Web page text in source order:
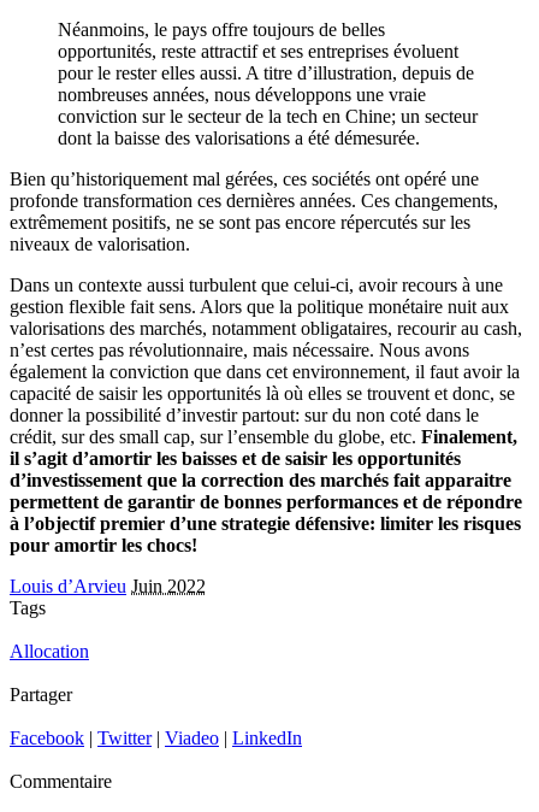
Néanmoins, le pays offre toujours de belles
opportunités, reste attractif et ses entreprises évoluent
pour le rester elles aussi. A titre d’illustration, depuis de
nombreuses années, nous développons une vraie
conviction sur le secteur de la tech en Chine; un secteur
dont la baisse des valorisations a été démesurée.
Bien qu’historiquement mal gérées, ces sociétés ont opéré une
profonde transformation ces dernières années. Ces changements,
extrêmement positifs, ne se sont pas encore répercutés sur les
niveaux de valorisation.
Dans un contexte aussi turbulent que celui-ci, avoir recours à une
gestion flexible fait sens. Alors que la politique monétaire nuit aux
valorisations des marchés, notamment obligataires, recourir au cash,
n’est certes pas révolutionnaire, mais nécessaire. Nous avons
également la conviction que dans cet environnement, il faut avoir la
capacité de saisir les opportunités là où elles se trouvent et donc, se
donner la possibilité d’investir partout: sur du non coté dans le
crédit, sur des small cap, sur l’ensemble du globe, etc. Finalement,
il s’agit d’amortir les baisses et de saisir les opportunités
d’investissement que la correction des marchés fait apparaitre
permettent de garantir de bonnes performances et de répondre
à l’objectif premier d’une strategie défensive: limiter les risques
pour amortir les chocs!
Louis d’Arvieu Juin 2022
Tags
Allocation
Partager
Facebook | Twitter| Viadeo | LinkedIn
Commentaire